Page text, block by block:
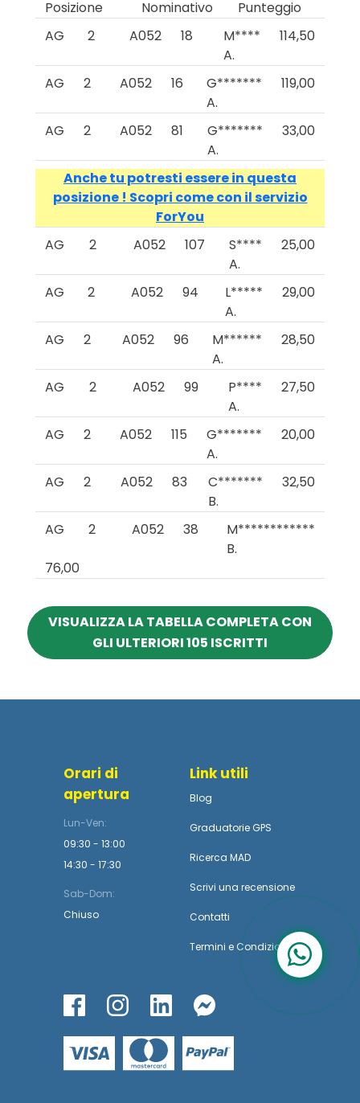
Posizione
Nominativo
Punteggio
AG
2 A052 18
M****
A.
114,50
AG 2 A052 16
G*******
A.
119,00
AG 2 A052 81
G*******
A.
33,00
Anche tu potresti essere in questa
posizione ! Scopri come con il servizio
ForYou
AG
2 A052 107
S****
A.
25,00
AG 2 A052 94
L*****
A.
29,00
AG 2 A052 96
M******
A.
28,50
AG 2 A052 99
P****
A.
27,50
AG 2 A052 115
G*******
A.
20,00
AG 2 A052 83
C*******
B.
32,50
AG 2 A052 38
M************
B.
76,00
VISUALIZZA LA TABELLA COMPLETA CON
GLI ULTERIORI 105 ISCRITTI
Orari di
apertura
Lun-Ven:
09:30 - 13:00
14:30 - 17:30
Sab-Dom:
Chiuso
Link utili
Blog
Graduatorie GPS
Ricerca MAD
Scrivi una recensione
Contatti
Termini e Condizioni